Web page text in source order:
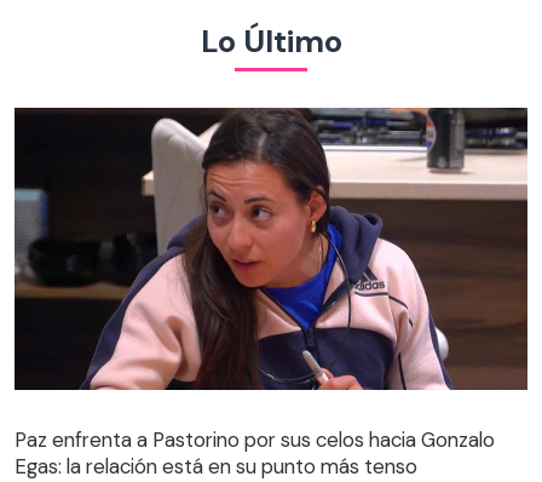
Lo Último
Egas: la relación está en su punto más tenso
Paz enfrenta a Pastorino por sus celos hacia Gonzalo
Egas: la relación está en su punto más tenso